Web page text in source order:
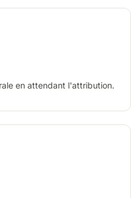
en attendant l'attribution.